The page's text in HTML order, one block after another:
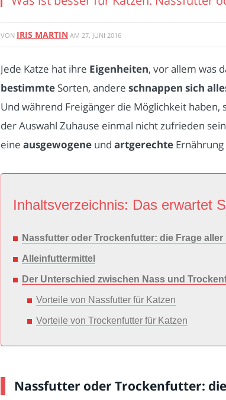
VON IRIS MARTIN AM 27. JUNI 2016
Jede Katze hat ihre Eigenheiten, vor allem was
bestimmte Sorten, andere schnappen sich
Und während Freigänger die Möglichkeit haben,
der Auswahl Zuhause einmal nicht zufrieden
eine ausgewogene und artgerechte
Inhaltsverzeichnis: Das erwartet
Nassfutter oder Trockenfutter: die Frage aller
Alleinfuttermittel
Der Unterschied zwischen Nass und
Vorteile von Nassfutter für Katzen
Vorteile von Trockenfutter für Katzen
Nassfutter oder Trockenfutter: